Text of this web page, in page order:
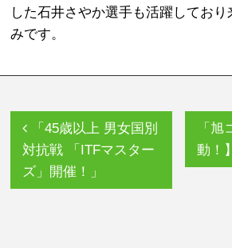
した石井さやか選手も活躍しており
みです。
「
動！
「45歳以上 男女国別
対抗戦 「ITFマスター
ズ」開催！」